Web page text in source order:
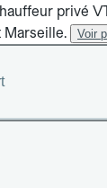
privé
Marseille.
Voir